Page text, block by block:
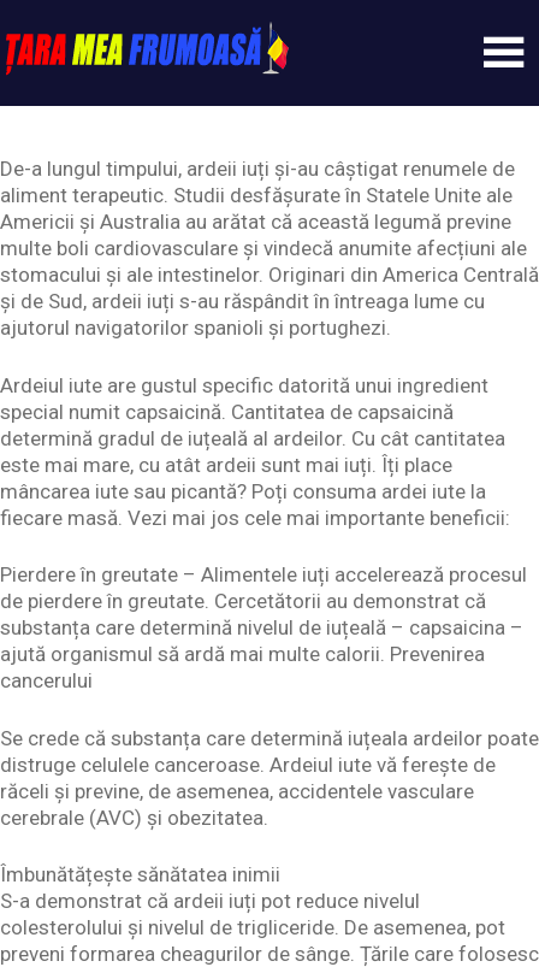
to
content
Tarameafrumoasa
De-a lungul timpului, ardeii iuți și-au câștigat renumele de
aliment terapeutic. Studii desfășurate în Statele Unite ale
Americii și Australia au arătat că această legumă previne
multe boli cardiovasculare și vindecă anumite afecțiuni ale
stomacului și ale intestinelor. Originari din America Centrală
și de Sud, ardeii iuți s-au răspândit în întreaga lume cu
ajutorul navigatorilor spanioli și portughezi.
Ardeiul iute are gustul specific datorită unui ingredient
special numit capsaicină. Cantitatea de capsaicină
determină gradul de iuțeală al ardeilor. Cu cât cantitatea
este mai mare, cu atât ardeii sunt mai iuți. Îți place
mâncarea iute sau picantă? Poți consuma ardei iute la
fiecare masă. Vezi mai jos cele mai importante beneficii:
Pierdere în greutate – Alimentele iuți accelerează procesul
de pierdere în greutate. Cercetătorii au demonstrat că
substanța care determină nivelul de iuțeală – capsaicina –
ajută organismul să ardă mai multe calorii. Prevenirea
cancerului
Se crede că substanța care determină iuțeala ardeilor poate
distruge celulele canceroase. Ardeiul iute vă ferește de
răceli și previne, de asemenea, accidentele vasculare
cerebrale (AVC) și obezitatea.
Îmbunătățește sănătatea inimii
S-a demonstrat că ardeii iuți pot reduce nivelul
colesterolului și nivelul de trigliceride. De asemenea, pot
preveni formarea cheagurilor de sânge. Țările care folosesc